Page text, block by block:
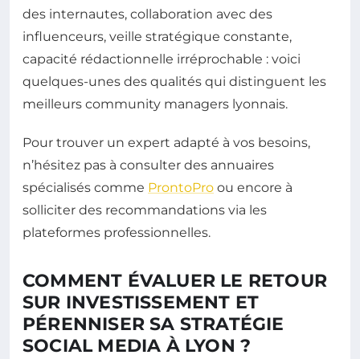
des internautes, collaboration avec des
influenceurs, veille stratégique constante,
capacité rédactionnelle irréprochable : voici
quelques-unes des qualités qui distinguent les
meilleurs community managers lyonnais.
Pour trouver un expert adapté à vos besoins,
n’hésitez pas à consulter des annuaires
spécialisés comme ProntoPro ou encore à
solliciter des recommandations via les
plateformes professionnelles.
COMMENT ÉVALUER LE RETOUR
SUR INVESTISSEMENT ET
PÉRENNISER SA STRATÉGIE
SOCIAL MEDIA À LYON ?